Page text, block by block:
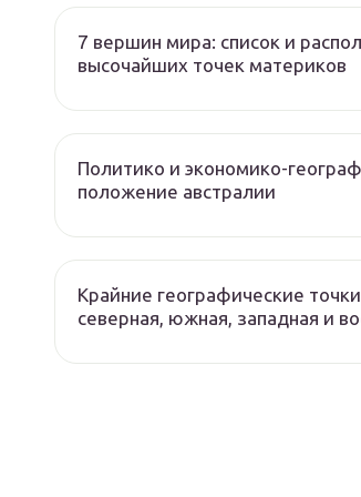
7 вершин мира: список и
высочайших точек материков
Политико и экономико-
положение австралии
Крайние географические
северная, южная, западная и